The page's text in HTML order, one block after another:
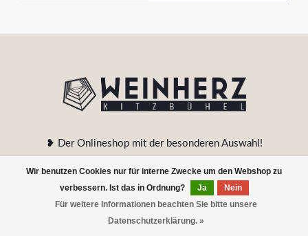
Wir benutzen Cookies nur für interne Zwecke um den Webshop zu
verbessern. Ist das in Ordnung?
Ja
Nein
Für weitere Informationen beachten Sie bitte unsere
Datenschutzerklärung. »
❥ Der Onlineshop mit der besonderen Auswahl!
Sonngrub 39
6370 Kitzbühel
+43 5356 20511
FILTER